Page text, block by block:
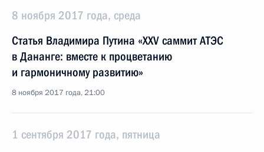
8 ноября 2017 года, среда
Статья Владимира Путина «XXV саммит АТЭС
в Дананге: вместе к процветанию
и гармоничному развитию»
8 ноября 2017 года, 21:00
1 сентября 2017 года, пятница